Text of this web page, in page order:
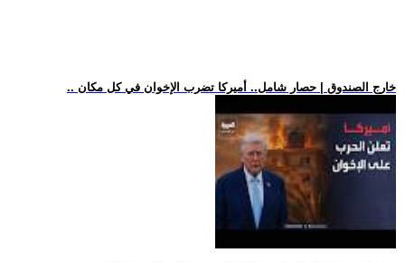
.. خارج الصندوق | حصار شامل.. أميركا تضرب الإخوان في كل مكان